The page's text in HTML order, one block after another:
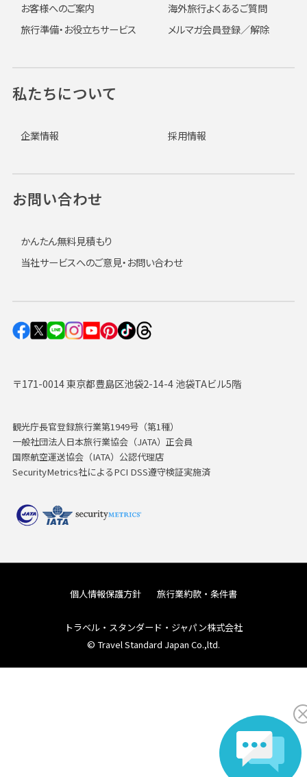
〒171-0014 東京都豊島区池袋2-14-4 池袋TAビル5階
観光庁長官登録旅行業第1949号（第1種）
一般社団法人日本旅行業協会（JATA）正会員
国際航空運送協会（IATA）公認代理店
SecurityMetrics社によるPCI DSS遵守検証実施済
お客様へのご案内
海外旅行よくあるご質問
旅行準備・お役立ちサービス
メルマガ会員登録／解除
私たちについて
企業情報 採用情報
お問い合わせ
かんたん無料見積もり
当社サービスへのご意見・お問い合わせ
個人情報保護方針 旅行業約款・条件書
トラベル・スタンダード・ジャパン株式会社
© Travel Standard Japan Co.,ltd.